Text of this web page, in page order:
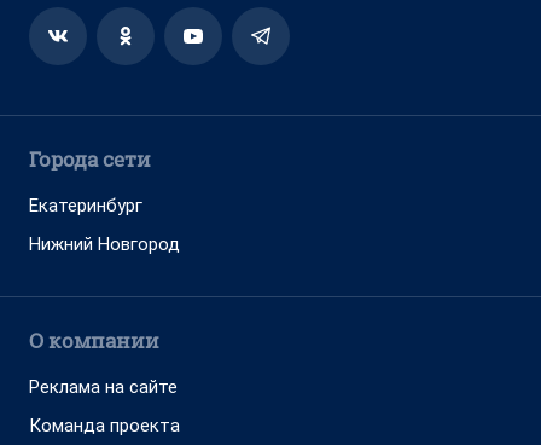
Города сети
Екатеринбург
Нижний Новгород
О компании
Реклама на сайте
Команда проекта